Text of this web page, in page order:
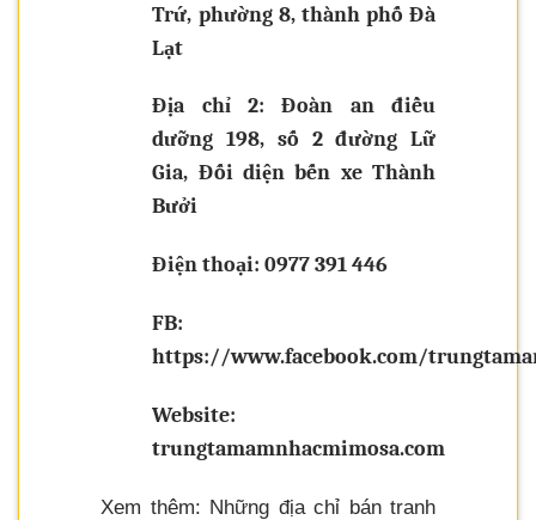
Trứ, phường 8, thành phố Đà
Lạt
Địa chỉ 2: Đoàn an điều
dưỡng 198, số 2 đường Lữ
Gia, Đối diện bến xe Thành
Bưởi
Điện thoại: 0977 391 446
FB:
https://www.facebook.com/
Website:
trungtamamnhacmimosa.com
Xem thêm: Những địa chỉ bán tranh